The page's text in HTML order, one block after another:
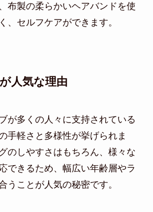
布製の柔らかいヘアバンドを使
、セルフケアができます。
人気な理由
が多くの人々に支持されている
手軽さと多様性が挙げられま
のしやすさはもちろん、様々な
できるため、幅広い年齢層やラ
うことが人気の秘密です。